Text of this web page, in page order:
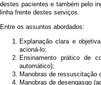
destes pacientes e também pelo
linha frente destes serviços.
Entre os assuntos abordados:
Explanação clara e
acioná-lo;
Ensinamento prático de
automático);
Manobras de ressuscitação
Manobras de desengasgo